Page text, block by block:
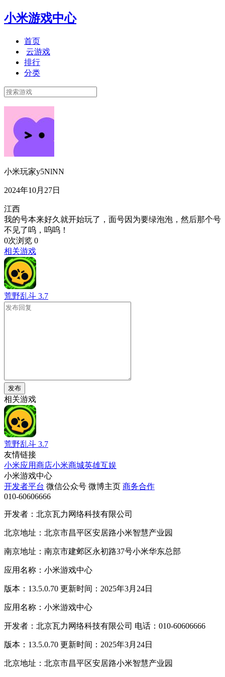
小米游戏中心
首页
云游戏
排行
分类
小米玩家y5NlNN
2024年10月27日
江西
我的号本来好久就开始玩了，面号因为要绿泡泡，然后那个号
不见了呜，呜呜！
0次浏览 0
相关游戏
荒野乱斗 3.7
发布
相关游戏
荒野乱斗 3.7
友情链接
小米应用商店小米商城英雄互娱
小米游戏中心
开发者平台 微信公众号 微博主页 商务合作
010-60606666
开发者：北京瓦力网络科技有限公司
北京地址：北京市昌平区安居路小米智慧产业园
南京地址：南京市建邺区永初路37号小米华东总部
应用名称：小米游戏中心
版本：13.5.0.70 更新时间：2025年3月24日
应用名称：小米游戏中心
开发者：北京瓦力网络科技有限公司 电话：010-60606666
版本：13.5.0.70 更新时间：2025年3月24日
北京地址：北京市昌平区安居路小米智慧产业园